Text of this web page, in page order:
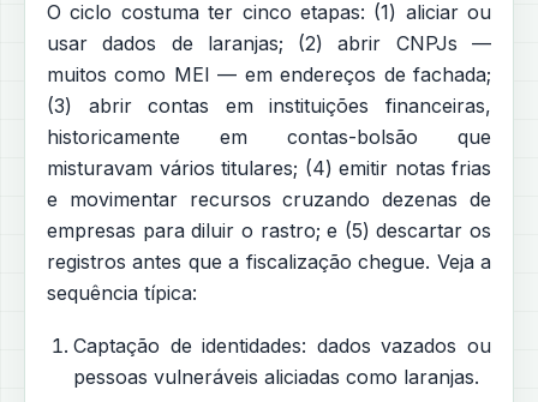
O ciclo costuma ter cinco etapas: (1) aliciar ou
usar dados de laranjas; (2) abrir CNPJs —
muitos como MEI — em endereços de fachada;
(3) abrir contas em instituições financeiras,
historicamente em contas-bolsão que
misturavam vários titulares; (4) emitir notas frias
e movimentar recursos cruzando dezenas de
empresas para diluir o rastro; e (5) descartar os
registros antes que a fiscalização chegue. Veja a
sequência típica:
Captação de identidades: dados vazados ou
pessoas vulneráveis aliciadas como laranjas.